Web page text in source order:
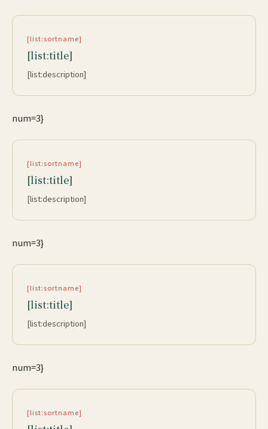
[list:sortname]
[list:title]
[list:description]
num=3}
[list:sortname]
[list:title]
[list:description]
num=3}
[list:sortname]
[list:title]
[list:description]
num=3}
[list:sortname]